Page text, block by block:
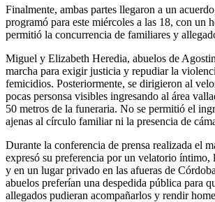
Finalmente, ambas partes llegaron a un
programó para este miércoles a las 18, con un
permitió la concurrencia de familiares y
Miguel y Elizabeth Heredia, abuelos de
marcha para exigir justicia y repudiar la
femicidios. Posteriormente, se dirigieron al
pocas personsa visibles ingresando al área
50 metros de la funeraria. No se permitió el
ajenas al círculo familiar ni la presencia de
Durante la conferencia de prensa realizada el
expresó su preferencia por un velatorio íntimo,
y en un lugar privado en las afueras de
abuelos preferían una despedida pública para
allegados pudieran acompañarlos y rendir